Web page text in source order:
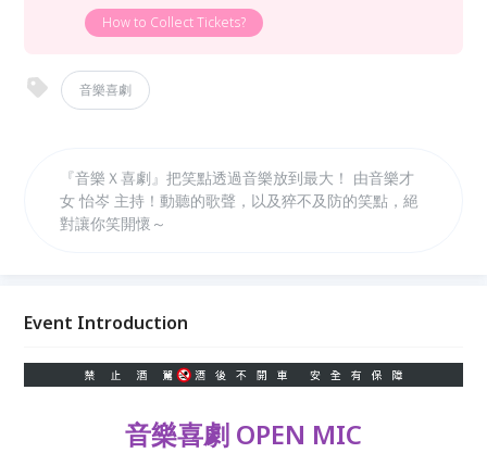
How to Collect Tickets?
音樂喜劇
『音樂Ｘ喜劇』把笑點透過音樂放到最大！ 由音樂才
女 怡岑 主持！動聽的歌聲，以及猝不及防的笑點，絕
對讓你笑開懷～
Event Introduction
音樂喜劇 OPEN MIC